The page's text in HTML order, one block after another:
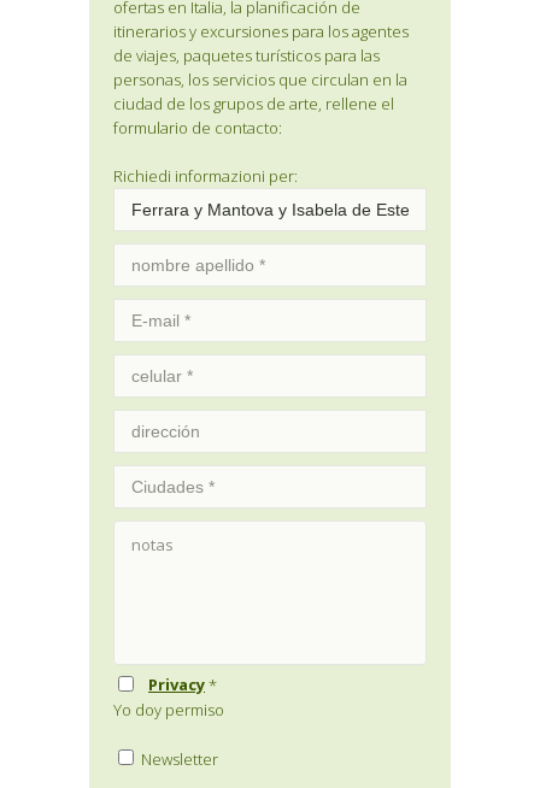
ofertas en Italia, la planificación de
itinerarios y excursiones para los agentes
de viajes, paquetes turísticos para las
personas, los servicios que circulan en la
ciudad de los grupos de arte, rellene el
formulario de contacto:
Richiedi informazioni per:
Privacy*
Yo doy permiso
Newsletter